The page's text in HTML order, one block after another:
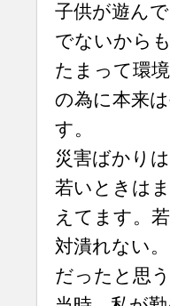
子供が遊ん
でないから
たまって環
の為に本来
す。
災害ばかり
若いときは
えてます。
対潰れない
だったと思